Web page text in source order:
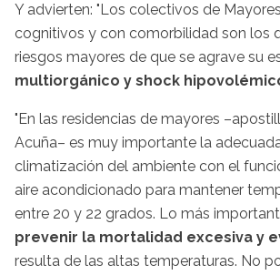
Y advierten: "Los colectivos de
cognitivos y con comorbilidad son los
riesgos mayores de que se agrave su
multiorgánico y shock
"En las residencias de mayores
Acuña– es muy importante la
climatización del ambiente con el
aire acondicionado para mantener
entre 20 y 22 grados. Lo más
prevenir la mortalidad excesiva y
resulta de las altas temperaturas. No